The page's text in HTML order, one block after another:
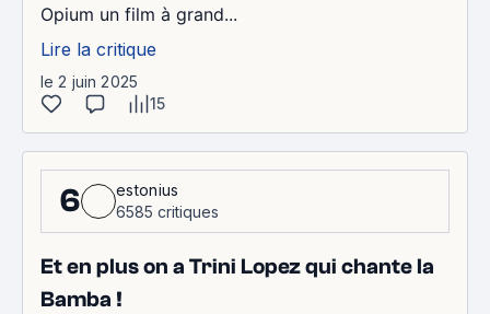
Opium un film à grand...
Lire la critique
le 2 juin 2025
15
6
estonius
6585 critiques
Et en plus on a Trini Lopez qui chante la
Bamba !